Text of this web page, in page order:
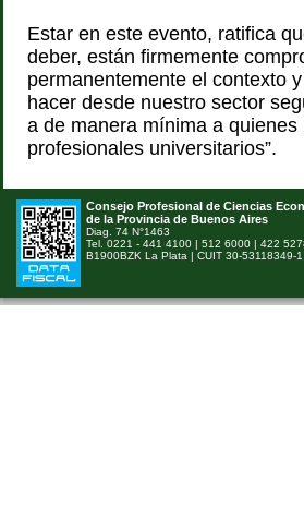
Estar en este evento, ratifica
deber, están firmemente
permanentemente el contexto
hacer desde nuestro sector
a de manera mínima a
profesionales universitarios”.
Consejo Profesional de Ciencias
de la Provincia de Buenos Aires
Diag. 74 N°1463
Tel. 0221 - 441 4100 | 512 6000 | 422
B1900BZK La Plata | CUIT 30-53118349-1